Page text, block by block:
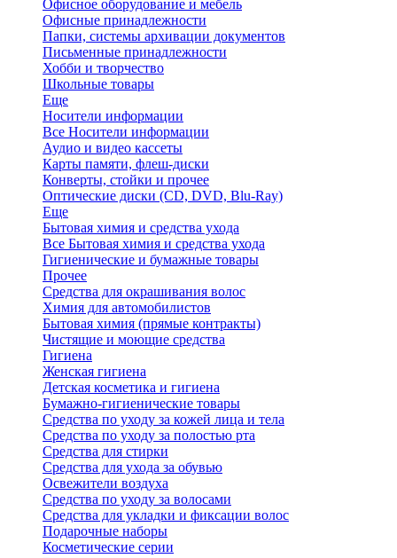
Офисное оборудование и мебель
Офисные принадлежности
Папки, системы архивации документов
Письменные принадлежности
Хобби и творчество
Школьные товары
Еще
Носители информации
Все Носители информации
Аудио и видео кассеты
Карты памяти, флеш-диски
Конверты, стойки и прочее
Оптические диски (CD, DVD, Blu-Ray)
Еще
Бытовая химия и средства ухода
Все Бытовая химия и средства ухода
Гигиенические и бумажные товары
Прочее
Средства для окрашивания волос
Химия для автомобилистов
Бытовая химия (прямые контракты)
Чистящие и моющие средства
Гигиена
Женская гигиена
Детская косметика и гигиена
Бумажно-гигиенические товары
Средства по уходу за кожей лица и тела
Средства по уходу за полостью рта
Средства для стирки
Средства для ухода за обувью
Освежители воздуха
Средства по уходу за волосами
Средства для укладки и фиксации волос
Подарочные наборы
Косметические серии